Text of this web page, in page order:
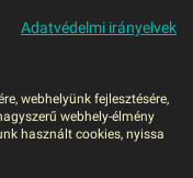
MENÜ
Adatvédelmi irányelvek
webhelyünk fejlesztésére,
webhely-élmény
használt cookies, nyissa